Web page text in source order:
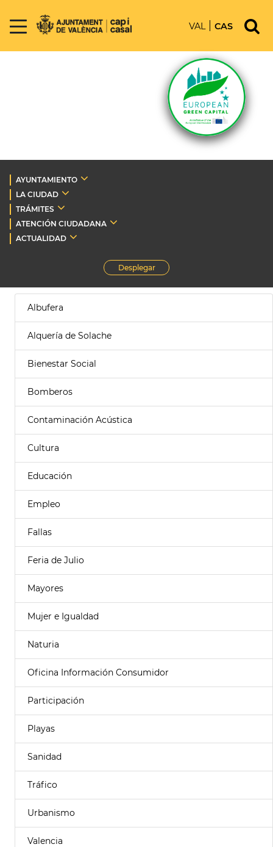
VAL CAS
AYUNTAMIENTO
LA CIUDAD
TRÁMITES
ATENCIÓN CIUDADANA
ACTUALIDAD
Desplegar
Albufera
Alquería de Solache
Bienestar Social
Bomberos
Contaminación Acústica
Cultura
Educación
Empleo
Fallas
Feria de Julio
Mayores
Mujer e Igualdad
Naturia
Oficina Información Consumidor
Participación
Playas
Sanidad
Tráfico
Urbanismo
Valencia